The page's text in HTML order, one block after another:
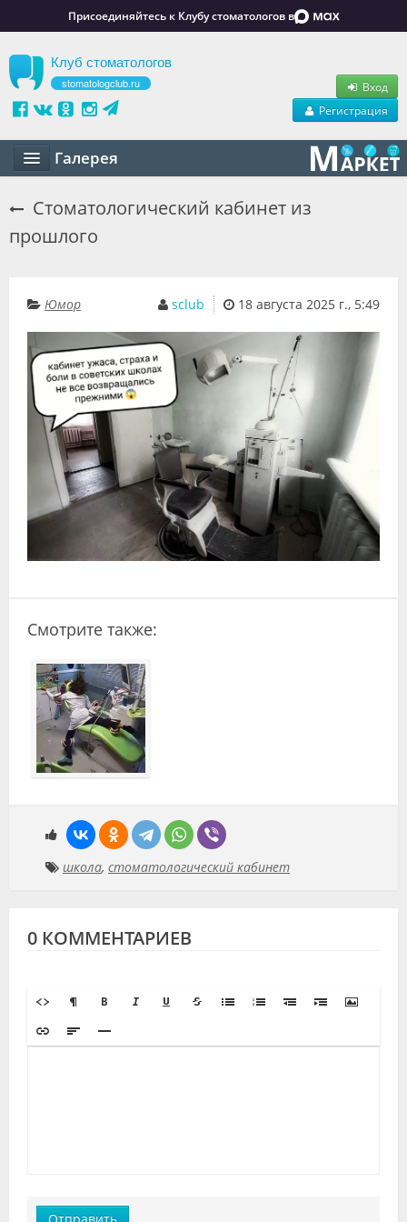
Присоединяйтесь к Клубу стоматологов в
Клуб стоматологов
stomatologclub.ru
Вход
Регистрация
Галерея
Маркет
Вакансии
Резюме
Объявления
Видео
Форум
Клиники
Специалисты
Стоматологический кабинет из
прошлого
18 августа 2025 г., 5:49
sclub
Юмор
Смотрите также:
школа, стоматологический кабинет
0 КОММЕНТАРИЕВ